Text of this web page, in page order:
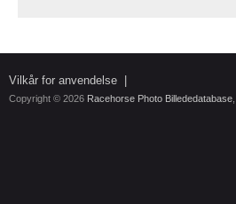
Vilkår for anvendelse
Copyright © 2026 Racehorse Photo Billededatabase